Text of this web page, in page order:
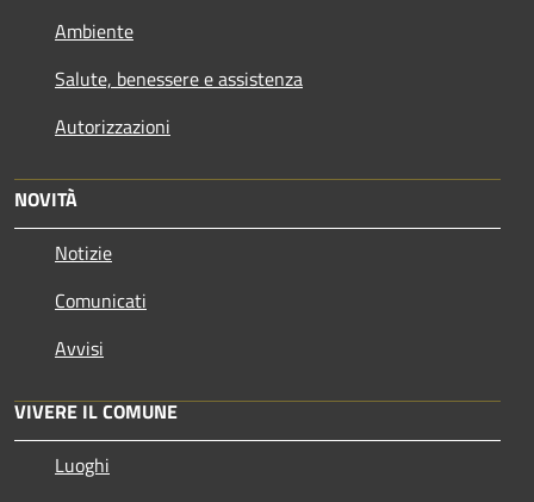
Ambiente
Salute, benessere e assistenza
Autorizzazioni
NOVITÀ
Notizie
Comunicati
Avvisi
VIVERE IL COMUNE
Luoghi